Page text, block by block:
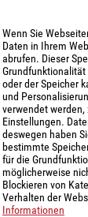
abgeben
Wenn Sie
Daten in Ihrem
abrufen. Dieser
oder der Speicher
und
verwendet
Einstellungen.
deswegen haben
bestimmte
für die
möglicherweise
Blockieren von
Verhalten der
Informationen